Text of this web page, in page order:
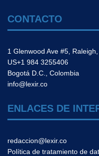
CONTACTO
1 Glenwood Ave #5,
US+1 984 3255406
Bogotá D.C., Colombia
info@lexir.co
ENLACES DE
redaccion@lexir.co
Política de tratamiento de